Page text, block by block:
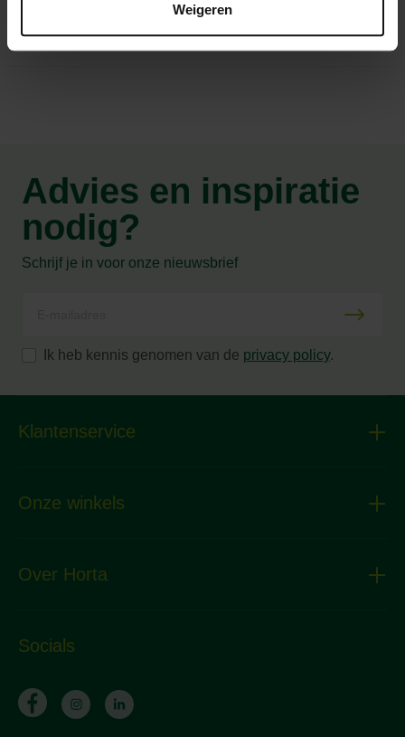
Weigeren
Advies en inspiratie
nodig?
Schrijf je in voor onze nieuwsbrief
Ik heb kennis genomen van de privacy policy.
Klantenservice
Onze winkels
Over Horta
Socials